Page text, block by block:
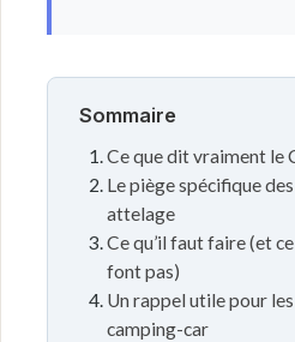
Sommaire
Ce que dit vraiment le
Le piège spécifique
attelage
Ce qu’il faut faire (et
font pas)
Un rappel utile pour
camping-car